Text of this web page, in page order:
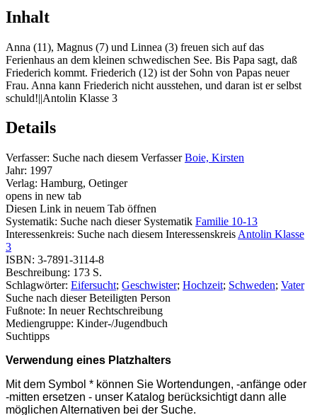
Inhalt
Anna (11), Magnus (7) und Linnea (3) freuen sich auf das
Ferienhaus an dem kleinen schwedischen See. Bis Papa sagt, daß
Friederich kommt. Friederich (12) ist der Sohn von Papas neuer
Frau. Anna kann Friederich nicht ausstehen, und daran ist er selbst
schuld!||Antolin Klasse 3
Details
Verfasser: Suche nach diesem Verfasser Boie, Kirsten
Jahr: 1997
Verlag: Hamburg, Oetinger
opens in new tab
Diesen Link in neuem Tab öffnen
Systematik: Suche nach dieser Systematik Familie 10-13
Interessenkreis: Suche nach diesem Interessenskreis Antolin Klasse
3
ISBN: 3-7891-3114-8
Beschreibung: 173 S.
Schlagwörter: Eifersucht; Geschwister; Hochzeit; Schweden; Vater
Suche nach dieser Beteiligten Person
Fußnote: In neuer Rechtschreibung
Mediengruppe: Kinder-/Jugendbuch
Suchtipps
Verwendung eines Platzhalters
Mit dem Symbol * können Sie Wortendungen, -anfänge oder
-mitten ersetzen - unser Katalog berücksichtigt dann alle
möglichen Alternativen bei der Suche.